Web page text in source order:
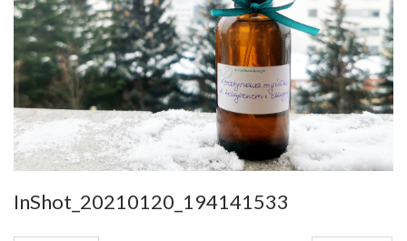
InShot_20210120_194141533